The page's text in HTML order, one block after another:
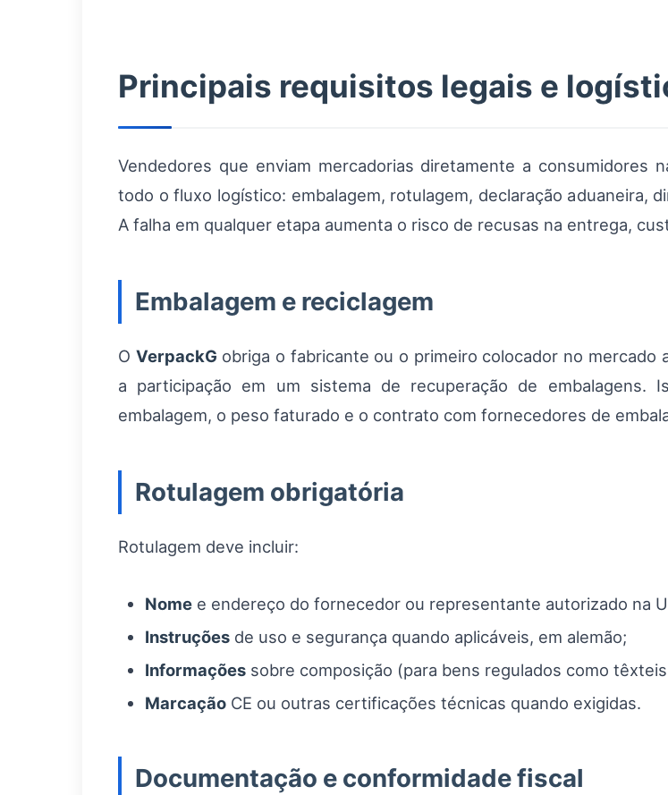
Principais requisitos legais e
Vendedores que enviam mercadorias diretamente a consumidores
todo o fluxo logístico: embalagem, rotulagem, declaração aduaneira,
A falha em qualquer etapa aumenta o risco de recusas na entrega,
Embalagem e reciclagem
O VerpackG obriga o fabricante ou o primeiro colocador no mercado
a participação em um sistema de recuperação de embalagens.
embalagem, o peso faturado e o contrato com fornecedores de
Rotulagem obrigatória
Rotulagem deve incluir:
Nome e endereço do fornecedor ou representante autorizado na
Instruções de uso e segurança quando aplicáveis, em alemão;
Informações sobre composição (para bens regulados como
Marcação CE ou outras certificações técnicas quando exigidas.
Documentação e conformidade fiscal